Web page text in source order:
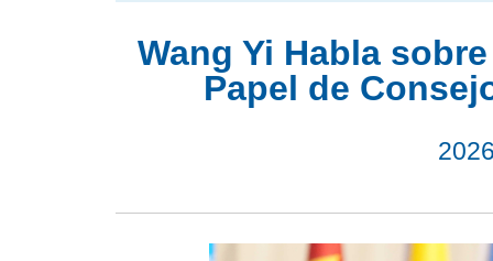
Wang Yi Habla
Papel de